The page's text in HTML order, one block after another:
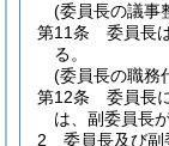
(委員長の議事
第11条
委員長
る。
(委員長の職務
第12条
委員長
は、副委員長
2
委員長及び副